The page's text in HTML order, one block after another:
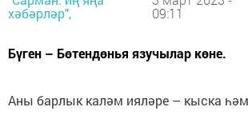
хәбәрләр",
09:11
Бүген – Бөтендөнья язучылар көне.
Аны барлык каләм ияләре – кыска